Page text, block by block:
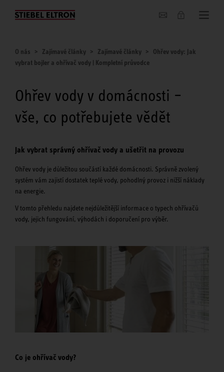
O nás
O nás Zajímavé články Zajímavé články
Ohřev vody: Jak
vybrat bojler a ohřívač vody | Kompletní průvodce
Ohřev vody v domácnosti –
vše, co potřebujete vědět
Jak vybrat správný ohřívač vody a ušetřit na provozu
Ohřev vody je důležitou součástí každé domácnosti. Správně zvolený
systém vám zajistí dostatek teplé vody, pohodlný provoz i nižší náklady
na energie.
V tomto přehledu najdete nejdůležitější informace o typech ohřívačů
vody, jejich fungování, výhodách i doporučení pro výběr.
Co je ohřívač vody?